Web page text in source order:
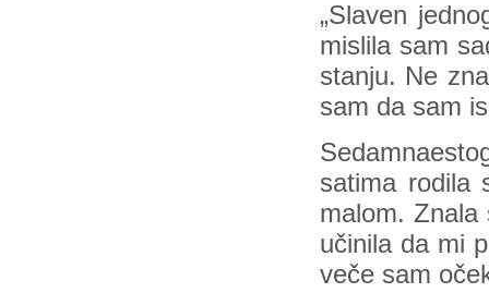
„Slaven
mislila sam
stanju. Ne
sam da sam
satima rodila
malom. Znala
učinila da mi
veče sam